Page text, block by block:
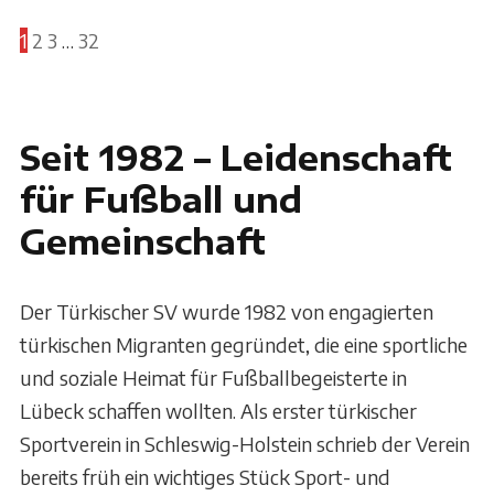
1 2 3 … 32
Seit 1982 – Leidenschaft
für Fußball und
Gemeinschaft
Der Türkischer SV wurde 1982 von engagierten
türkischen Migranten gegründet, die eine sportliche
und soziale Heimat für Fußballbegeisterte in
Lübeck schaffen wollten. Als erster türkischer
Sportverein in Schleswig-Holstein schrieb der Verein
bereits früh ein wichtiges Stück Sport- und